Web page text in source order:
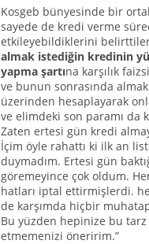
Kosgeb bünyesinde bir
sayede de kredi verme
etkileyebildiklerini
almak istediğin kredinin
yapma şartına karşılık
ve bunun sonrasında
üzerinden hesaplayarak
ve elimdeki son paramı da
Zaten ertesi gün kredi
İçim öyle rahattı ki ilk an
duymadım. Ertesi gün
göremeyince çok oldum.
hatları iptal ettirmişlerdi.
de karşımda hiçbir
Bu yüzden hepinize bu
etmemenizi öneririm.”